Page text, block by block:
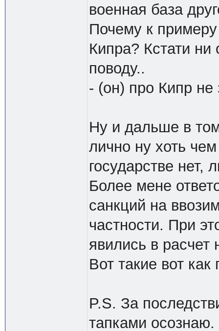
военная база
Почему к
Кипра? Кстати ни
поводу..
- (он) про Кипр не
Ну и дальше в
лично ну хоть
государстве
Более мене
санкций на
частности. При
явились в расчет
Вот такие вот
P.S. За
тапками осознаю.